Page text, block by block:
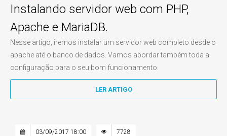
Instalando servidor web com PHP,
Apache e MariaDB.
Nesse artigo, iremos instalar um servidor web completo desde o
apache até o banco de dados. Vamos abordar também toda a
configuração para o seu bom funcionamento.
LER ARTIGO
03/09/2017 18:00 7728